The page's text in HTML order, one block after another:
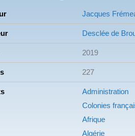
Jacques
Desclée de
2019
227
Administration
Colonies
Afrique
Algérie